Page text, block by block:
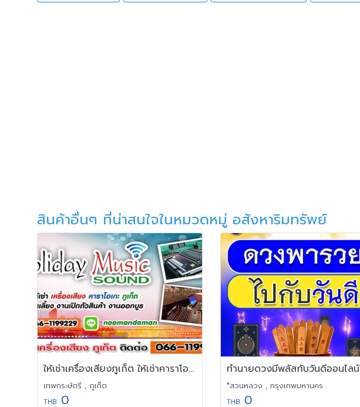
สินค้าอื่นๆ ที่น่าสนใจในหมวดหมู่ อสังหาริมทรัพย์
ให้เช่าเครื่องเสียงภูเก็ต ให้เช่าคาราโอเกะภูเก็ต
เทพกระษัตรี , ภูเก็ต
THB 0
ทำนายดวงมีพลัสกับวันดีออนไลน์
*สวนหลวง , กรุงเทพมหานคร
THB 0